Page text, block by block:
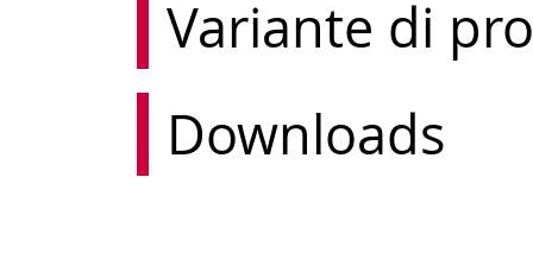
Variante di
Downloads